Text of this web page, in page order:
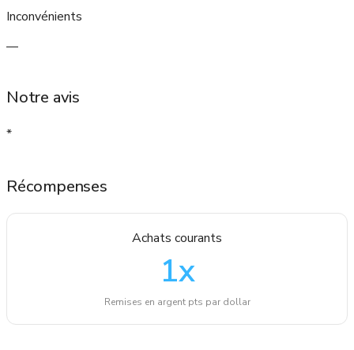
Inconvénients
—
Notre avis
*
Récompenses
Achats courants
1x
Remises en argent pts par dollar